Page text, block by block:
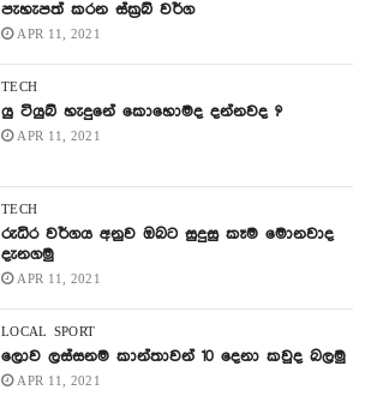
පැහැපත් කරන ස්ක්‍රබ් වර්ග
APR 11, 2021
TECH
යු ටියුබ් හැදුනේ කොහොමද දන්නවද ?
APR 11, 2021
TECH
රුධිර වර්ගය අනුව ඔබට සුදුසු කෑම මොනවාද
දැනගමු
APR 11, 2021
LOCAL SPORT
ලොව ලස්සනම කාන්තාවන් 10 දෙනා කවුද බලමු
APR 11, 2021